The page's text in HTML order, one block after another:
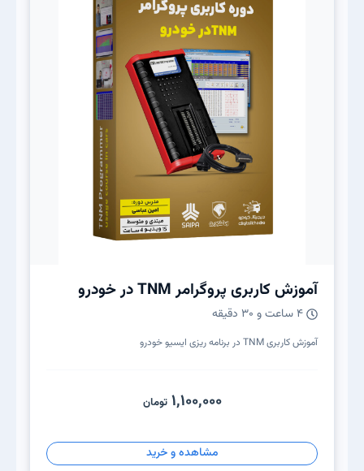
آموزش کاربری پروگرامر TNM در خودرو
۴ ساعت و ۳۰ دقیقه
آموزش کاربری TNM در برنامه ریزی ایسیو خودرو
1,100,000 تومان
مشاهده و خرید